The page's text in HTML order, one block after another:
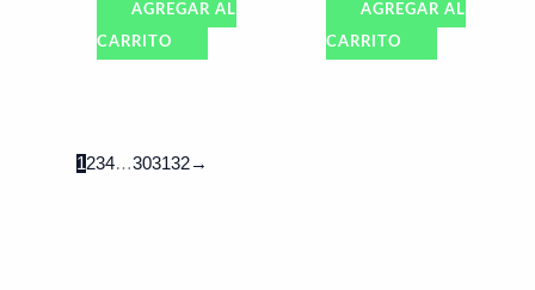
AGREGAR AL
CARRITO
AGREGAR AL
CARRITO
1234…303132→